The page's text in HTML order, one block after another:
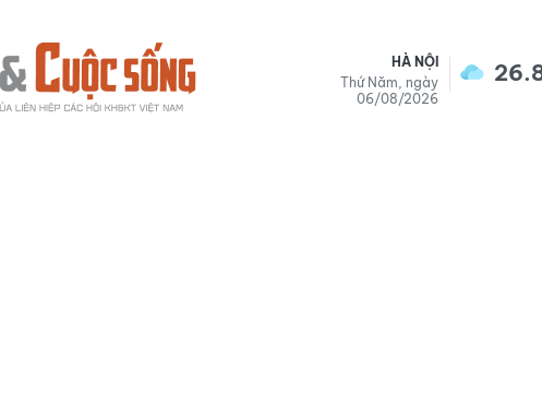
HÀ NỘI
Thứ Năm, ngày
06/08/2026